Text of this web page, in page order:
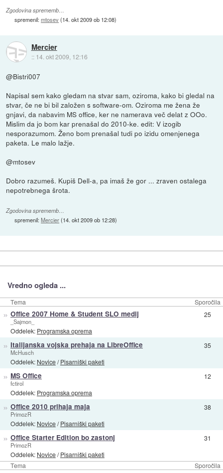
Zgodovina sprememb…
spremenil:mtosev(14. okt 2009 ob 12:08)
Mercier
:: 14. okt 2009, 12:16
@Bistri007
Napisal sem kako gledam na stvar sam, oziroma, kako bi gledal na
stvar, če ne bi bil založen s software-om. Oziroma me žena že
gnjavi, da nabavim MS office, ker ne namerava več delat z OOo.
Mislim da jo bom kar prenašal do 2010-ke. edit: V izogib
nesporazumom. Ženo bom prenašal tudi po izidu omenjenega
paketa. Le malo lažje.
@mtosev
Dobro razumeš. Kupiš Dell-a, pa imaš že gor ... zraven ostalega
nepotrebnega šrota.
Zgodovina sprememb…
spremenil:Mercier(14. okt 2009 ob 12:28)
Vredno ogleda ...
Tema Sporočila
Tema Sporočila
» Office 2007 Home & Student SLO medij
_Sajmon_
Oddelek: Programska oprema
25
» Italijanska vojska prehaja na LibreOffice
McHusch
Oddelek: Novice/Pisarniški paketi
35
» MS Office
fctirol
Oddelek: Programska oprema
12
» Office 2010 prihaja maja
PrimozR
Oddelek: Novice/Pisarniški paketi
38
» Office Starter Edition bo zastonj
PrimozR
Oddelek: Novice/Pisarniški paketi
31